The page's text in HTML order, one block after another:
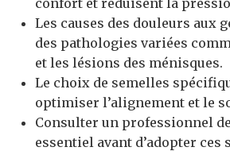
Les causes des douleurs aux
des pathologies variées
et les lésions des ménisques.
Le choix de semelles
optimiser l’alignement et le
Consulter un professionnel
essentiel avant d’adopter ces